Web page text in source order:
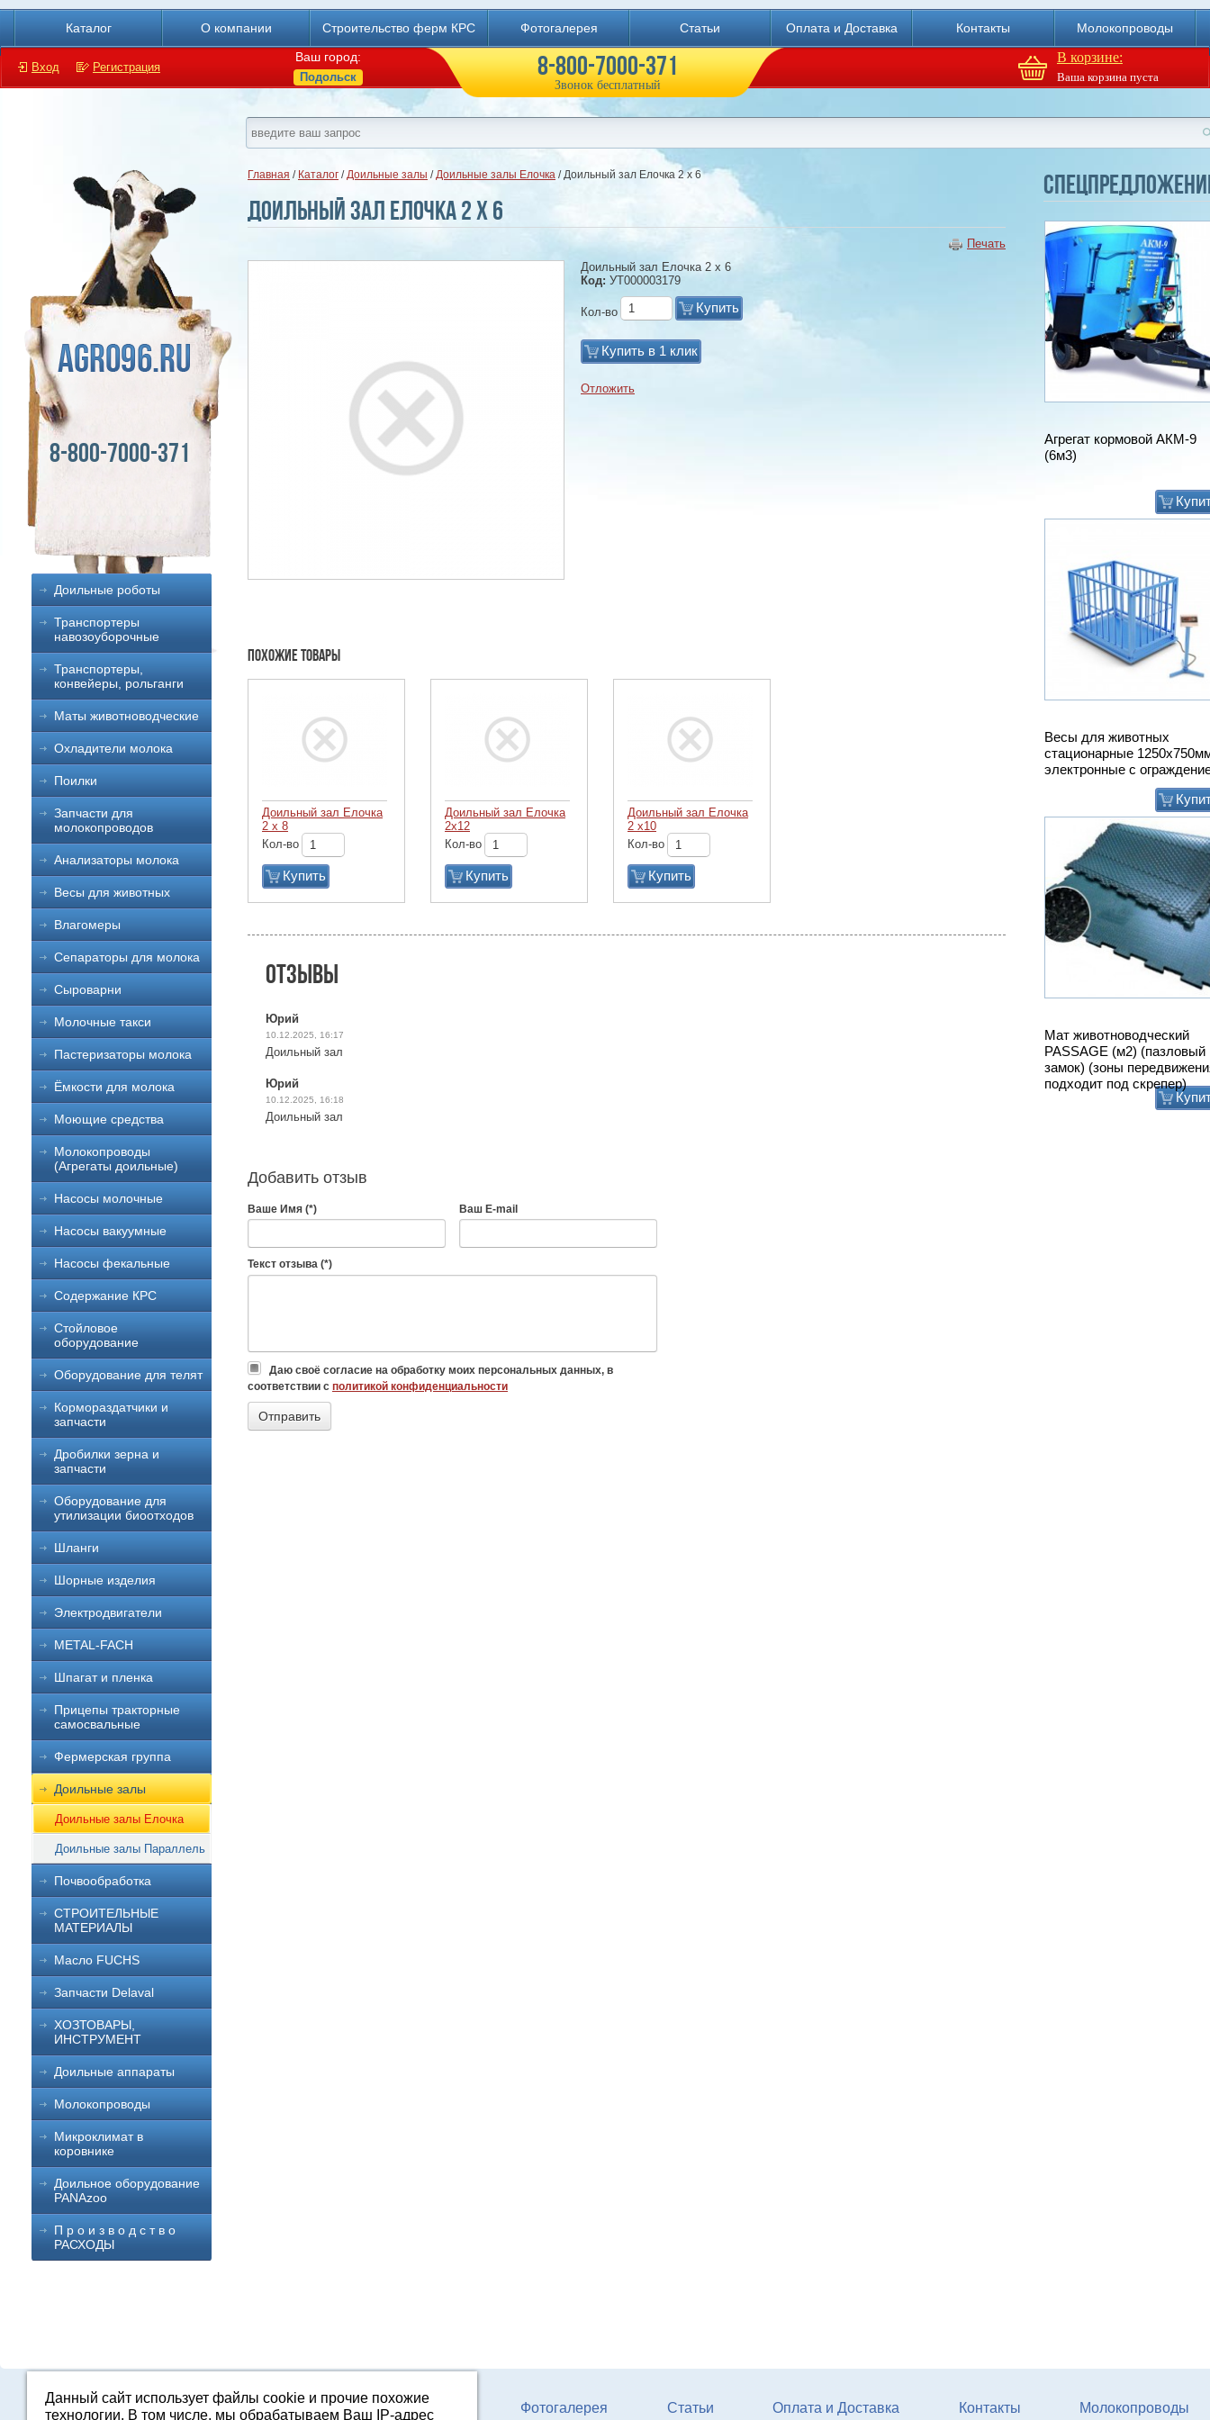
Каталог О компании Строительство ферм КРС Фотогалерея Статьи Оплата и Доставка Контакты Молокопроводы
Вход Регистрация
Ваш город:
Подольск
В корзине:
Ваша корзина пуста
8-800-7000-371
Звонок бесплатный
8-800-7000-371
Доильные роботы
Транспортеры
навозоуборочные
Транспортеры,
конвейеры, рольганги
Маты животноводческие
Охладители молока
Поилки
Запчасти для
молокопроводов
Анализаторы молока
Весы для животных
Влагомеры
Сепараторы для молока
Сыроварни
Молочные такси
Пастеризаторы молока
Ёмкости для молока
Моющие средства
Молокопроводы
(Агрегаты доильные)
Насосы молочные
Насосы вакуумные
Насосы фекальные
Содержание КРС
Стойловое
оборудование
Оборудование для телят
Кормораздатчики и
запчасти
Дробилки зерна и
запчасти
Оборудование для
утилизации биоотходов
Шланги
Шорные изделия
Электродвигатели
METAL-FACH
Шпагат и пленка
Прицепы тракторные
самосвальные
Фермерская группа
Доильные залы
Доильные залы Елочка
Доильные залы Параллель
Почвообработка
СТРОИТЕЛЬНЫЕ
МАТЕРИАЛЫ
Масло FUCHS
Запчасти Delaval
ХОЗТОВАРЫ,
ИНСТРУМЕНТ
Доильные аппараты
Молокопроводы
Микроклимат в
коровнике
Доильное оборудование
PANAzoo
П р о и з в о д с т в о
РАСХОДЫ
Агрегат кормовой АКМ-9
(6м3)
Весы для животных
стационарные
электронные с
Мат животноводческий
PASSAGE (м2) (пазловый
замок) (зоны
подходит под скрепер)
Главная / Каталог /Доильные залы /Доильные залы Елочка / Доильный зал Елочка 2 х 6
Доильный зал Елочка 2 х 6
Печать
Доильный зал Елочка 2 х 6
Код: УТ000003179
Кол-во Купить
Купить в 1 клик
Отложить
Похожие товары
Доильный зал Елочка
2 х 8
Кол-во
Купить
Доильный зал Елочка
2х12
Кол-во
Купить
Доильный зал Елочка
2 х10
Кол-во
Купить
Отзывы
Юрий
10.12.2025, 16:17
Доильный зал
Юрий
10.12.2025, 16:18
Доильный зал
Добавить отзыв
Ваше Имя (*) Ваш E-mail
Текст отзыва (*)
Даю своё согласие на обработку моих персональных данных, в
соответствии с политикой конфиденциальности
Каталог О компании Строительство ферм КРС Фотогалерея Статьи Оплата и Доставка Контакты Молокопроводы
Данный сайт использует файлы cookie и прочие похожие
технологии. В том числе, мы обрабатываем Ваш IP-адрес